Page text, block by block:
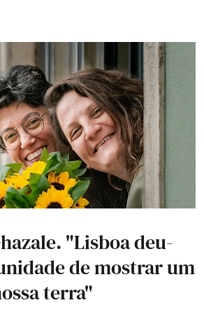
"Lisboa deu-
de mostrar um
terra"